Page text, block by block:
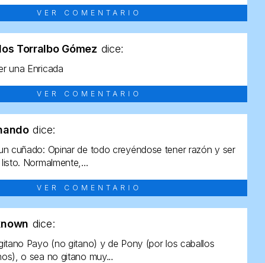
VER COMENTARIO
Torralbo Gómez dice:
una Enricada
VER COMENTARIO
dice:
cuñado: Opinar de todo creyéndose tener razón y ser
Normalmente,...
VER COMENTARIO
dice:
Payo (no gitano) y de Pony (por los caballos
o sea no gitano muy...